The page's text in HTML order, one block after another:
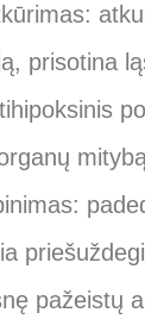
prisotina
pažeistų